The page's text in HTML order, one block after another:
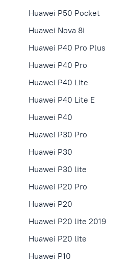
Huawei P50 Pocket
Huawei Nova 8i
Huawei P40 Pro Plus
Huawei P40 Pro
Huawei P40 Lite
Huawei P40 Lite E
Huawei P40
Huawei P30 Pro
Huawei P30
Huawei P30 lite
Huawei P20 Pro
Huawei P20
Huawei P20 lite 2019
Huawei P20 lite
Huawei P10